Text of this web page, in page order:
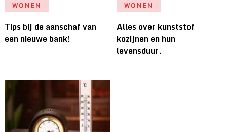
WONEN
Tips bij de aanschaf van
een nieuwe bank!
WONEN
Alles over kunststof
kozijnen en hun
levensduur.